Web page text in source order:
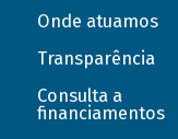
Onde atuamos
Transparência
Consulta a
financiamentos